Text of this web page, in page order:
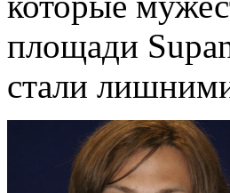
площади
стали